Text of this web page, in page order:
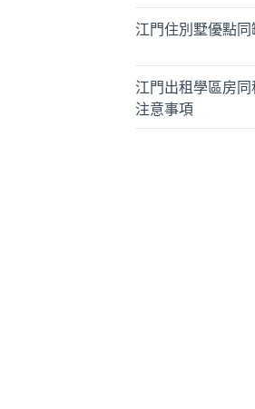
江門住別墅優點
江門出租學區房
注意事項